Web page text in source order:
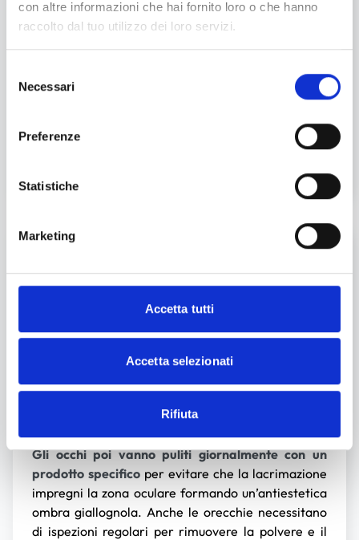
con altre informazioni che hai fornito loro o che hanno
raccolto dal tuo utilizzo dei loro servizi.
delNecessari
Preferenze
Statistiche
Marketing
Accetta tutti
Accetta selezionati
Rifiuta
ringhiare al compagno umano se ritiene ingiusto il
non esistono limiti di età, dai bambini agli
anziani. Vive senza problemi in appartamento ma
movimento e di passeggiate quotidiane, nonché di
coccole e attenzioni da parte della famiglia
che necessita di cure intensive
pelliccia. Non solo spazzolate quotidiane per
evitare che il lungo mantello si annodi, ma anche
da foglie, rametti, carta e tutto ciò che possa essere
rimasto impigliato nel pelo.
Gli occhi poi vanno puliti giornalmente con un
prodotto specifico per evitare che la lacrimazione
impregni la zona oculare formando un’antiestetica
ombra giallognola. Anche le orecchie necessitano
di ispezioni regolari per rimuovere la polvere e il